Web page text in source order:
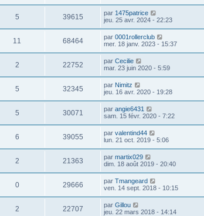
5 39615 par 1475patrice
jeu. 25 avr. 2024 - 22:23
11 68464 par 0001rollerclub
mer. 18 janv. 2023 - 15:37
2 22752 par Cecilie
mar. 23 juin 2020 - 5:59
5 32345 par Nimitz
jeu. 16 avr. 2020 - 19:28
5 30071 par angie6431
sam. 15 févr. 2020 - 7:22
6 39055 par valentind44
lun. 21 oct. 2019 - 5:06
2 21363 par martix029
dim. 18 août 2019 - 20:40
0 29666 par Tmangeard
ven. 14 sept. 2018 - 10:15
2 22707 par Gillou
jeu. 22 mars 2018 - 14:14